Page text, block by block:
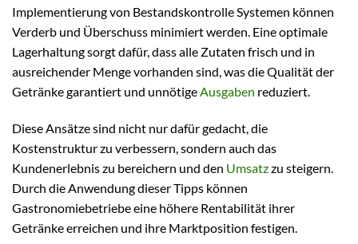
Implementierung von Bestandskontrolle Systemen können
Verderb und Überschuss minimiert werden. Eine optimale
Lagerhaltung sorgt dafür, dass alle Zutaten frisch und in
ausreichender Menge vorhanden sind, was die Qualität der
Getränke garantiert und unnötigeAusgaben reduziert.
Diese Ansätze sind nicht nur dafür gedacht, die
Kostenstruktur zu verbessern, sondern auch das
Kundenerlebnis zu bereichern und den Umsatzzu steigern.
Durch die Anwendung dieser Tipps können
Gastronomiebetriebe eine höhere Rentabilität ihrer
Getränke erreichen und ihre Marktposition festigen.